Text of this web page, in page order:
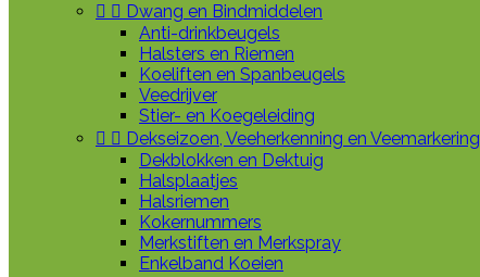
  Dwang en Bindmiddelen
Anti-drinkbeugels
Halsters en Riemen
Koeliften en Spanbeugels
Veedrijver
Stier- en Koegeleiding
  Dekseizoen, Veeherkenning en Veemarkering
Dekblokken en Dektuig
Halsplaatjes
Halsriemen
Kokernummers
Merkstiften en Merkspray
Enkelband Koeien